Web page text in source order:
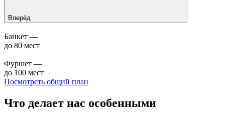
Вперёд
Банкет —
до 80 мест
Фуршет —
до 100 мест
Посмотреть общий план
Что делает нас особенными